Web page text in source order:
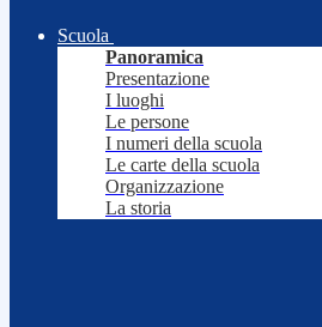
Scuola
Panoramica
Presentazione
I luoghi
Le persone
I numeri della scuola
Le carte della scuola
Organizzazione
La storia